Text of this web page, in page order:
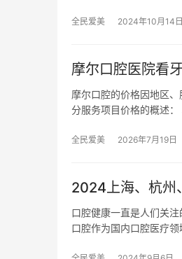
全民爱美 2024年10月14日
摩尔口腔医院看
摩尔口腔的价格因地区
分服务项目价格的概述
全民爱美 2026年7月19日
2024上海、杭州
口腔健康一直是人们关
口腔作为国内口腔医疗